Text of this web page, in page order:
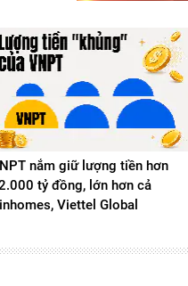
nắm giữ lượng tiền hơn
tỷ đồng, lớn hơn cả
Viettel Global